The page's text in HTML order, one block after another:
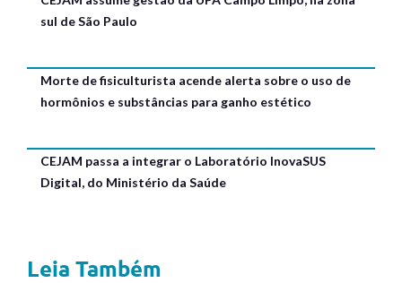
sul de São Paulo
Morte de fisiculturista acende alerta sobre o uso de
hormônios e substâncias para ganho estético
CEJAM passa a integrar o Laboratório InovaSUS
Digital, do Ministério da Saúde
Leia Também